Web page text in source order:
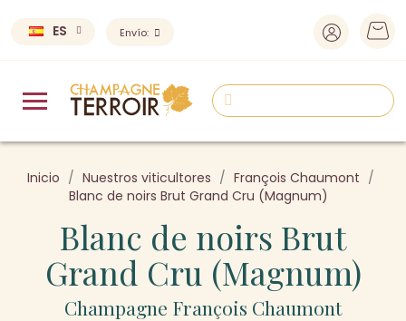
ES Envío:
Inicio Nuestros viticultores
François Chaumont
Blanc de noirs Brut Grand Cru (Magnum)
Blanc de noirs Brut
Grand Cru (Magnum)
Champagne François Chaumont